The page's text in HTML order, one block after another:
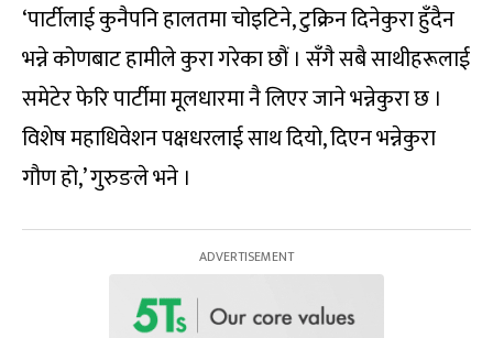
‘पार्टीलाई कुनैपनि हालतमा चोइटिने, टुक्रिन दिनेकुरा हुँदैन
भन्ने कोणबाट हामीले कुरा गरेका छौं । सँगै सबै साथीहरूलाई
समेटेर फेरि पार्टीमा मूलधारमा नै लिएर जाने भन्नेकुरा छ ।
विशेष महाधिवेशन पक्षधरलाई साथ दियो, दिएन भन्नेकुरा
गौण हो,’ गुरुङले भने ।